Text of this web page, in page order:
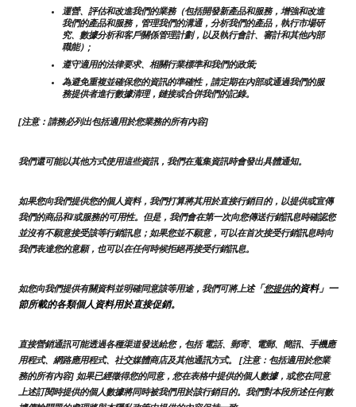
運營、評估和改進我們的業務（包括開發新產品和服務，增強和改進
我們的產品和服務，管理我們的溝通，分析我們的產品，執行市場研
究、數據分析和客戶關係管理計劃，以及執行會計、審計和其他內部
職能）;
遵守適用的法律要求、相關行業標準和我們的政策;
為避免重複並確保您的資訊的準確性，請定期在內部或通過我們的服
務提供者進行數據清理，鏈接或合併我們的記錄。
[注意：請務必列出包括適用於您業務的所有內容]
我們還可能以其他方式使用這些資訊，我們在蒐集資訊時會發出具體通知。
如果您向我們提供您的個人資料，我們打算將其用於直接行銷目的，以提供或宣傳
我們的商品和/或服務的可用性。但是，我們會在第一次向您傳送行銷訊息時確認您
並沒有不願意接受該等行銷訊息；如果您並不願意，可以在首次接受行銷訊息時向
我們表達您的意願，也可以在任何時候拒絕再接受行銷訊息。
如您向我們提供有關資料並明確同意該等用途，我們可將上述「您提供的資料」一
節所載的各類個人資料用於直接促銷。
直接營銷通訊可能透過各種渠道發送給您，包括 電話、郵寄、電郵、簡訊、手機應
用程式、網路應用程式、社交媒體商店及其他通訊方式。 [注意：包括適用於您業
務的所有內容] 如果已經徵得您的同意，您在表格中提供的個人數據，或您在同意
上述訂閱時提供的個人數據將同時被我們用於該行銷目的。我們對本段所述任何數